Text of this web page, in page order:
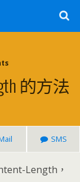
的方法
SMS
Length，